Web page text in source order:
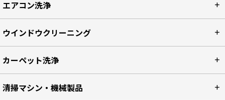
エアコン洗浄
ウインドウクリーニング
カーペット洗浄
清掃マシン・機械製品